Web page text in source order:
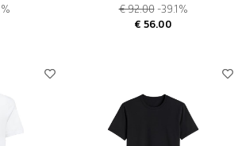
€ 92.00 -39.1%
€ 56.00